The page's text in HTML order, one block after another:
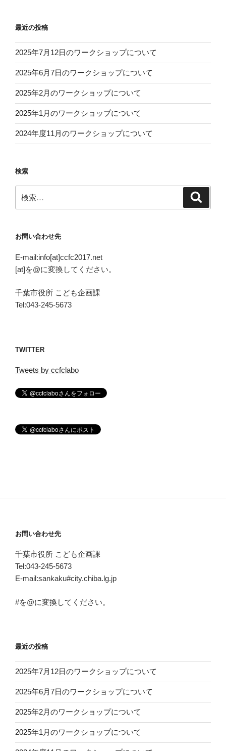
最近の投稿
2025年7月12日のワークショップについて
2025年6月7日のワークショップについて
2025年2月のワークショップについて
2025年1月のワークショップについて
2024年度11月のワークショップについて
検索
索:
お問い合わせ先
E-mail:info[at]ccfc2017.net
[at]を@に変換してください。
千葉市役所 こども企画課
Tel:043-245-5673
TWITTER
Tweets by ccfclabo
お問い合わせ先
千葉市役所 こども企画課
Tel:043-245-5673
E-mail:sankaku#city.chiba.lg.jp
#を@に変換してください。
最近の投稿
2025年7月12日のワークショップについて
2025年6月7日のワークショップについて
2025年2月のワークショップについて
2025年1月のワークショップについて